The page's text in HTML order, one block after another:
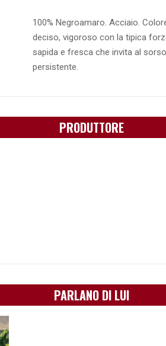
100% Negroamaro. Acciaio.
deciso, vigoroso con la tipica
sapida e fresca che invita al
persistente.
PRODUTTORE
PARLANO DI LUI